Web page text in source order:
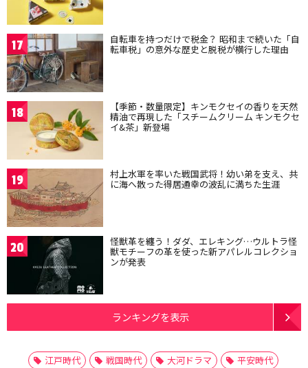
17 自転車を持つだけで税金？ 昭和まで続いた「自
転車税」の意外な歴史と脱税が横行した理由
18 【季節・数量限定】キンモクセイの香りを天然
精油で再現した「スチームクリーム キンモクセ
イ&茶」新登場
19 村上水軍を率いた戦国武将！幼い弟を支え、共
に海へ散った得居通幸の波乱に満ちた生涯
20 怪獣革を纏う！ダダ、エレキング…ウルトラ怪
獣モチーフの革を使った新アパレルコレクショ
ンが発表
ランキングを表示
江戸時代 戦国時代 大河ドラマ
平安時代